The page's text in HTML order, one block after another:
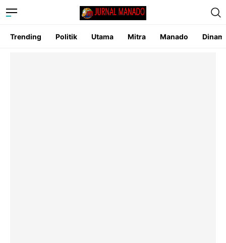
Trending Politik Utama Mitra Manado